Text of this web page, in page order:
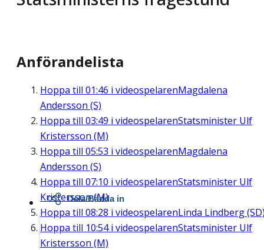
Anförandelista
Hoppa till 01:46 i videospelarenMagdalena
Andersson (S)
Hoppa till 03:49 i videospelarenStatsminister Ulf
Kristersson (M)
Hoppa till 05:53 i videospelarenMagdalena
Andersson (S)
Hoppa till 07:10 i videospelarenStatsminister Ulf
Kristersson (M)
Hoppa till 08:28 i videospelarenLinda Lindberg
Hoppa till 10:54i videospelarenStatsminister Ulf
Kristersson (M)
Dela/Bädda in